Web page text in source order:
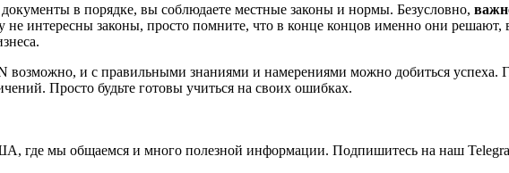
в порядке, вы соблюдаете местные законы и нормы. Безусловно,
не интересны законы, просто помните, что в конце концов именно они
возможно, и с правильными знаниями и намерениями можно добиться успеха.
Просто будьте готовы учиться на своих ошибках.
где мы общаемся и много полезной информации. Подпишитесь на наш